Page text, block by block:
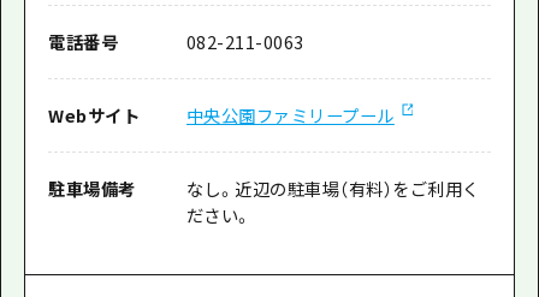
電話番号 082-211-0063
Webサイト 中央公園ファミリープール
駐車場備考
なし。近辺の駐車場（有料）をご利用く
ださい。